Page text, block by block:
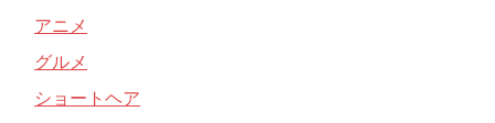
アニメ
グルメ
ショートヘア